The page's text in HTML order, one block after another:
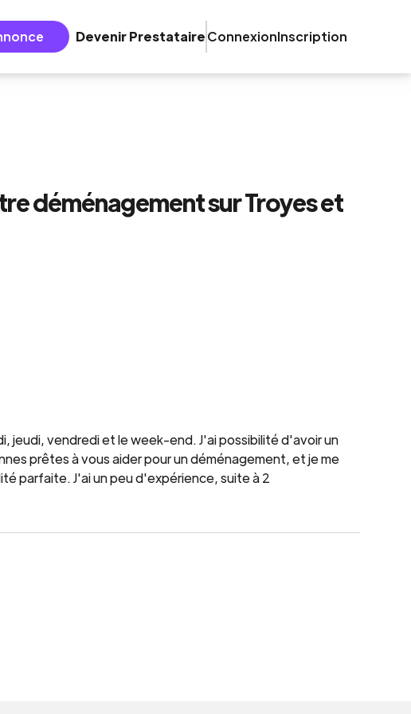
Devenir PrestataireConnexionInscription
déménagement sur Troyes et
jeudi, vendredi et le week-end. J'ai possibilité d'avoir un
prêtes à vous aider pour un déménagement, et je me
parfaite. J'ai un peu d'expérience, suite à 2